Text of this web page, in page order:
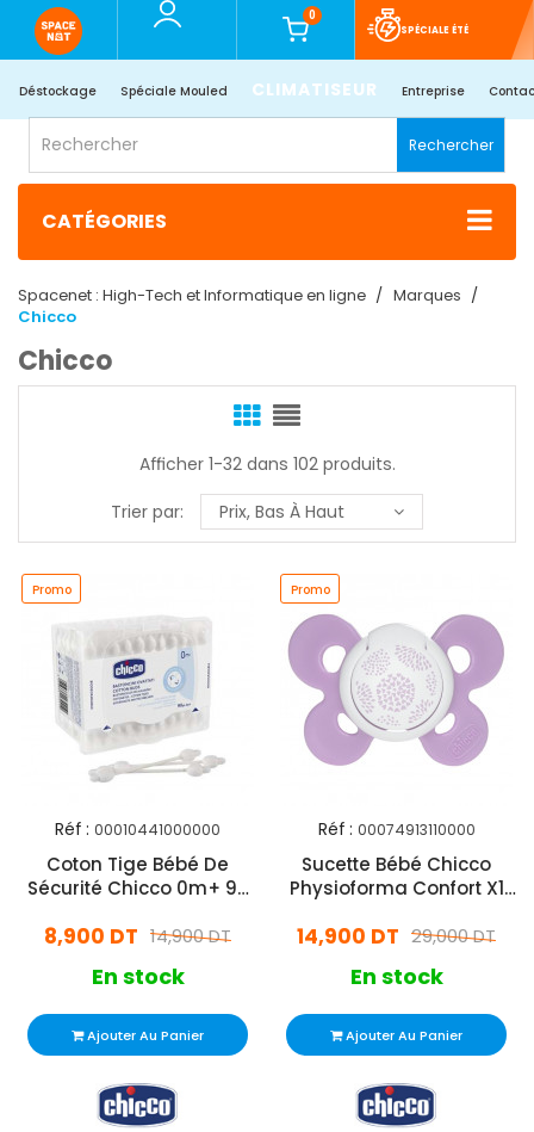
0
SPÉCIALE ÉTÉ
Déstockage Spéciale Mouled CLIMATISEUR Entreprise
Rechercher
CATÉGORIES
Spacenet : High-Tech et Informatique en ligne
Marques
Chicco
Chicco
Afficher 1-32 dans 102 produits.
Trier par:
Prix, Bas À Haut
Promo
Réf : 00010441000000
Coton Tige Bébé De
Sécurité Chicco 0m+ 90
14,900 DT
8,900 DT
En stock
Ajouter Au Panier
Promo
Réf : 00074913110000
Sucette Bébé Chicco
Physioforma Confort X1
29,000 DT
14,900 DT
En stock
Ajouter Au Panier